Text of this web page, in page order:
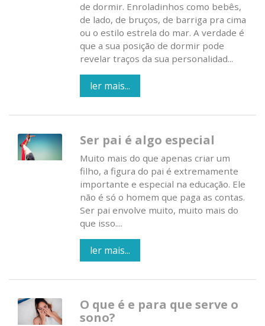
de dormir. Enroladinhos como bebês,
de lado, de bruços, de barriga pra cima
ou o estilo estrela do mar. A verdade é
que a sua posição de dormir pode
revelar traços da sua personalidad...
ler mais...
Ser pai é algo especial
Muito mais do que apenas criar um
filho, a figura do pai é extremamente
importante e especial na educação. Ele
não é só o homem que paga as contas.
Ser pai envolve muito, muito mais do
que isso....
ler mais...
O que é e para que serve o
sono?